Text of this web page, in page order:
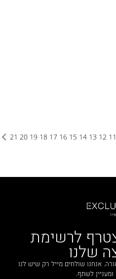
11
12
13
14
15
16
17
18
19
20
21
לרשימת
שלנו
אנחנו שולחים מייל רק שיש לנו
לשתף.